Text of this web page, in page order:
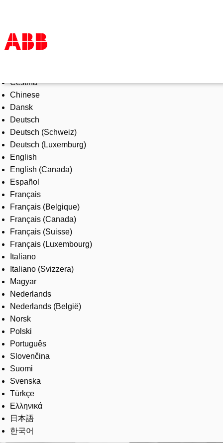
Products & Solutions
Industries
Services
About us
Where to buy
Contact us
Careers
Čeština
Chinese
Dansk
Deutsch
Deutsch (Schweiz)
Deutsch (Luxemburg)
English
English (Canada)
Español
Français
Français (Belgique)
Français (Canada)
Français (Suisse)
Français (Luxembourg)
Italiano
Italiano (Svizzera)
Magyar
Nederlands
Nederlands (België)
Norsk
Polski
Português
Slovenčina
Suomi
Svenska
Türkçe
Ελληνικά
日本語
한국어